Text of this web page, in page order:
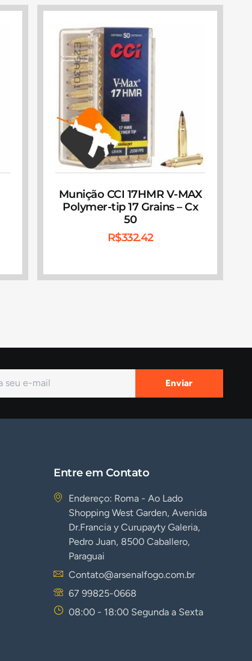
Munição CCI 17HMR V-MAX
Polymer-tip 17 Grains – Cx
50
R$332.42
Enviar
Entre em Contato
Endereço: Roma - Ao Lado
Shopping West Garden, Avenida
Dr.Francia y Curupayty Galeria,
Pedro Juan, 8500 Caballero,
Paraguai
Contato@arsenalfogo.com.br
67 99825-0668
08:00 - 18:00 Segunda a Sexta